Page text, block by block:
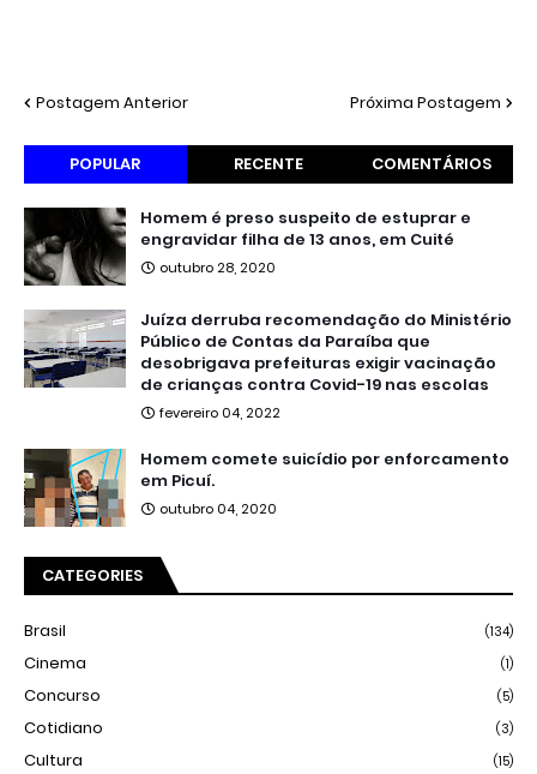
Postagem Anterior Próxima Postagem
POPULAR RECENTE COMENTÁRIOS
Homem é preso suspeito de estuprar e
engravidar filha de 13 anos, em Cuité
outubro 28, 2020
Juíza derruba recomendação do Ministério
Público de Contas da Paraíba que
desobrigava prefeituras exigir vacinação
de crianças contra Covid-19 nas escolas
fevereiro 04, 2022
Homem comete suicídio por enforcamento
em Picuí.
outubro 04, 2020
CATEGORIES
Brasil (134)
Cinema (1)
Concurso (5)
Cotidiano (3)
Cultura (15)